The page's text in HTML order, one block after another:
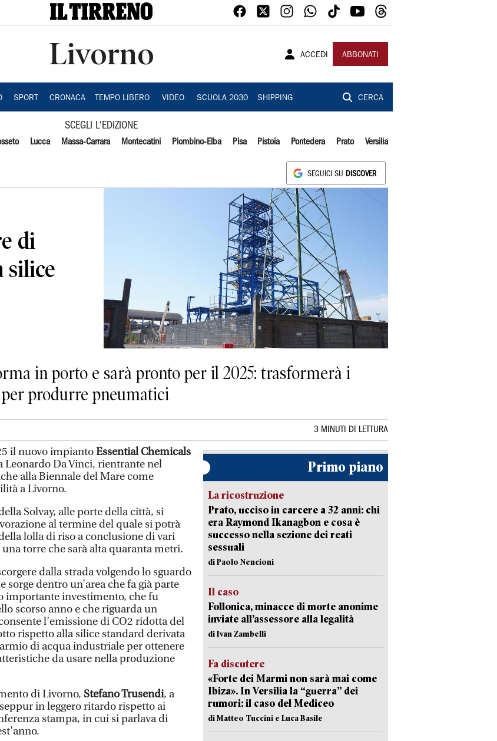
Livorno ACCEDI ABBONATI
SPORT CRONACA TEMPO LIBERO VIDEO SCUOLA 2030 SHIPPING CERCA
SCEGLI L'EDIZIONE
Lucca Massa-Carrara Montecatini Piombino-Elba Pisa Pistoia Pontedera Prato Versilia
SEGUICI SU DISCOVER
di
silice
in porto e sarà pronto per il 2025: trasformerà i
produrre pneumatici
3 MINUTI DI LETTURA
il nuovo impiantoEssential Chemicals
Leonardo Da Vinci, rientrante nel
alla Biennale del Mare come
a Livorno.
Solvay, alle porte della città, si
al termine del quale si potrà
lolla di riso a conclusione di vari
torre che sarà alta quaranta metri.
dalla strada volgendo lo sguardo
dentro un’area che fa già parte
importante investimento, che fu
scorso anno e che riguarda un
l’emissione di CO2 ridotta del
rispetto alla silice standard derivata
di acqua industriale per ottenere
da usare nella produzione
di Livorno, Stefano Trusendi, a
in leggero ritardo rispetto ai
stampa, in cui si parlava di
Primo piano
La ricostruzione
Prato, ucciso in carcere a 32 anni: chi
era Raymond Ikanagbon e cosa è
successo nella sezione dei reati
sessuali
di Paolo Nencioni
Il caso
Follonica, minacce di morte anonime
inviate all’assessore alla legalità
di Ivan Zambelli
Fa discutere
«Forte dei Marmi non sarà mai come
Ibiza». In Versilia la “guerra” dei
rumori: il caso del Mediceo
di Matteo Tuccini e Luca Basile